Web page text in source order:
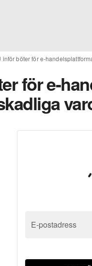
inför böter för e-
för e-
E-postadress